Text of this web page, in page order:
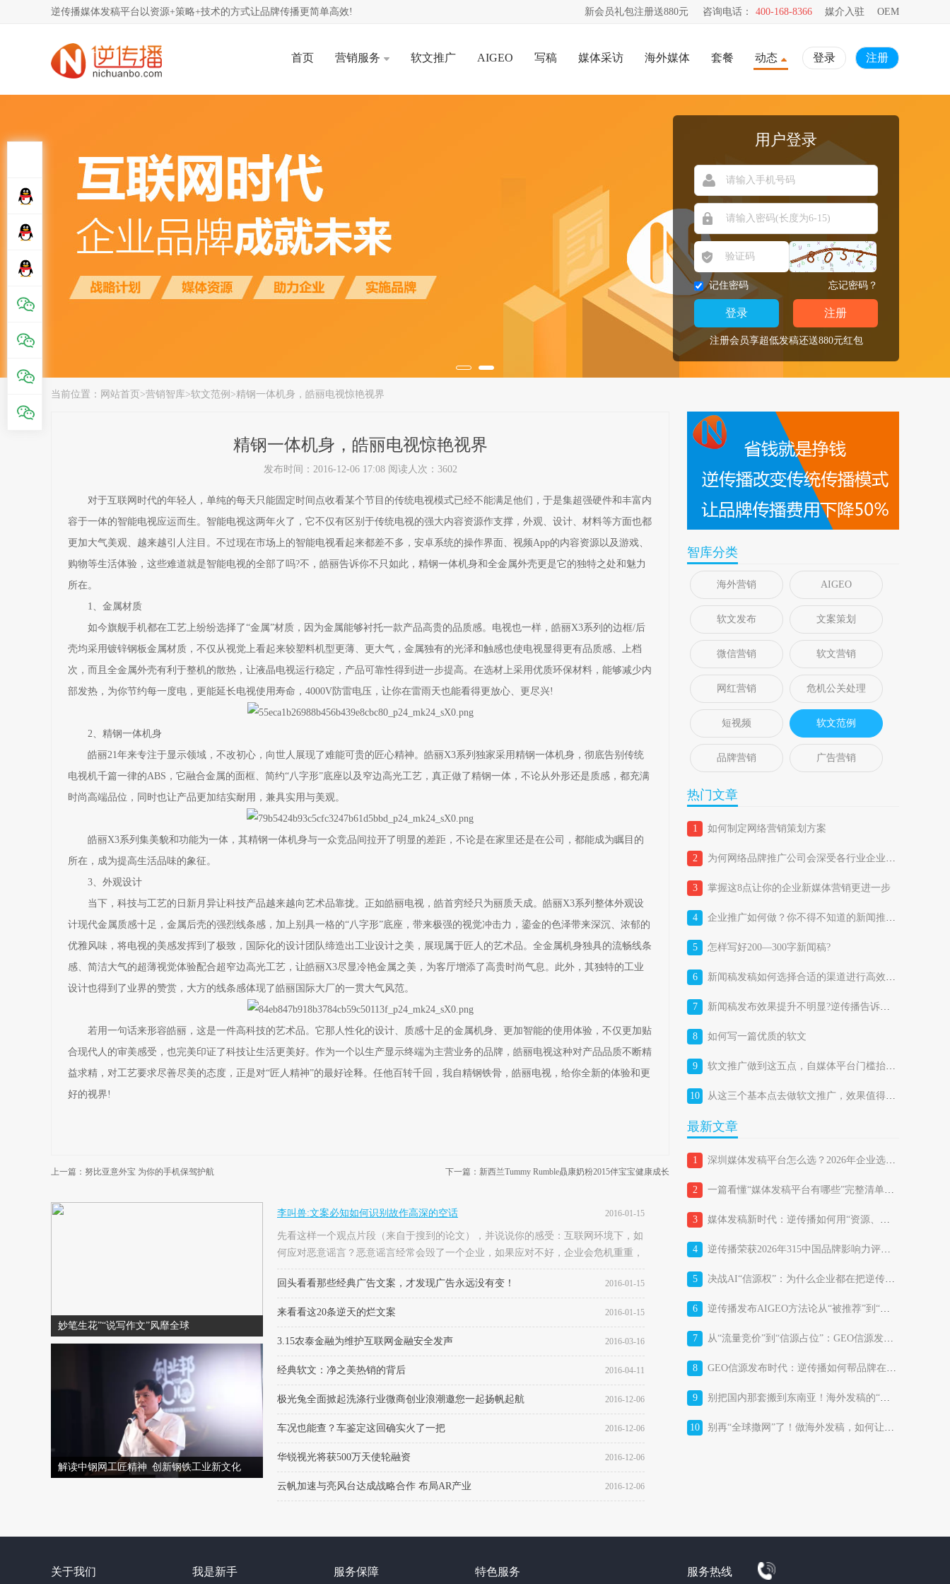
逆传播媒体发稿平台以资源+策略+技术的方式让品牌传播更简单高效! 新会员礼包注册送880元 咨询电话： 400-168-8366 媒介入驻 OEM
首页 营销服务 软文推广 AIGEO 写稿 媒体采访 海外媒体 套餐 动态 登录 注册
用户登录
忘记密码？
记住密码
注册会员享超低发稿还送880元红包
当前位置： 网站首页 >营销智库>软文范例 >精钢一体机身，皓丽电视惊艳视界
智库分类
海外营销 AIGEO
软文发布 文案策划
微信营销 软文营销
网红营销 危机公关处理
短视频 软文范例
品牌营销 广告营销
热门文章
1 如何制定网络营销策划方案
2 为何网络品牌推广公司会深受各行业企业喜爱？
3 掌握这8点让你的企业新媒体营销更进一步
4 企业推广如何做？你不得不知道的新闻推广五大优势！
5 怎样写好200—300字新闻稿?
6 新闻稿发稿如何选择合适的渠道进行高效投放？
7 新闻稿发布效果提升不明显?逆传播告诉你答案
8 如何写一篇优质的软文
9 软文推广做到这五点，自媒体平台门槛抬高成机遇
10 从这三个基本点去做软文推广，效果值得期待。
最新文章
1 深圳媒体发稿平台怎么选？2026年企业选择媒体发稿平台的避坑指南
2 一篇看懂“媒体发稿平台有哪些”完整清单，企业如何精准匹配？
3 媒体发稿新时代：逆传播如何用“资源、策略、技术三位一体”重新定义品牌传播？
4 逆传播荣获2026年315中国品牌影响力评价“品牌传播行业消费者满意品牌”
5 决战AI“信源权”：为什么企业都在把逆传播GEO信源发布平台当作“战略基础设施”？
6 逆传播发布AIGEO方法论从“被推荐”到“被选择”的AI时代品牌增长体系
7 从“流量竞价”到“信源占位”：GEO信源发布平台正在改写消费品牌的获客成本结构
8 GEO信源发布时代：逆传播如何帮品牌在AI答案里“占位”？
9 别把国内那套搬到东南亚！海外发稿的“本土化暗战”，比你想的更残酷
10 别再“全球撒网”了！做海外发稿，如何让东南亚市场真正“听见”你的品牌？
精钢一体机身，皓丽电视惊艳视界
发布时间：2016-12-06 17:08 阅读人次：3602
对于互联网时代的年轻人，单纯的每天只能固定时间点收看某个节目的传统电视模式已经不能满足他们，于是集超强硬件和丰富内
容于一体的智能电视应运而生。智能电视这两年火了，它不仅有区别于传统电视的强大内容资源作支撑，外观、设计、材料等方面也都
更加大气美观、越来越引人注目。不过现在市场上的智能电视看起来都差不多，安卓系统的操作界面、视频App的内容资源以及游戏、
购物等生活体验，这些难道就是智能电视的全部了吗?不，皓丽告诉你不只如此，精钢一体机身和全金属外壳更是它的独特之处和魅力
所在。
1、金属材质
如今旗舰手机都在工艺上纷纷选择了“金属”材质，因为金属能够衬托一款产品高贵的品质感。电视也一样，皓丽X3系列的边框/后
壳均采用镀锌钢板金属材质，不仅从视觉上看起来较塑料机型更薄、更大气，金属独有的光泽和触感也使电视显得更有品质感、上档
次，而且全金属外壳有利于整机的散热，让液晶电视运行稳定，产品可靠性得到进一步提高。在选材上采用优质环保材料，能够减少内
部发热，为你节约每一度电，更能延长电视使用寿命，4000V防雷电压，让你在雷雨天也能看得更放心、更尽兴!
2、精钢一体机身
皓丽21年来专注于显示领域，不改初心，向世人展现了难能可贵的匠心精神。皓丽X3系列独家采用精钢一体机身，彻底告别传统
电视机千篇一律的ABS，它融合金属的面框、简约“八字形”底座以及窄边高光工艺，真正做了精钢一体，不论从外形还是质感，都充满
时尚高端品位，同时也让产品更加结实耐用，兼具实用与美观。
皓丽X3系列集美貌和功能为一体，其精钢一体机身与一众竞品间拉开了明显的差距，不论是在家里还是在公司，都能成为瞩目的
所在，成为提高生活品味的象征。
3、外观设计
当下，科技与工艺的日新月异让科技产品越来越向艺术品靠拢。正如皓丽电视，皓首穷经只为丽质天成。皓丽X3系列整体外观设
计现代金属质感十足，金属后壳的强烈线条感，加上别具一格的“八字形”底座，带来极强的视觉冲击力，鎏金的色泽带来深沉、浓郁的
优雅风味，将电视的美感发挥到了极致，国际化的设计团队缔造出工业设计之美，展现属于匠人的艺术品。全金属机身独具的流畅线条
感、简洁大气的超薄视觉体验配合超窄边高光工艺，让皓丽X3尽显冷艳金属之美，为客厅增添了高贵时尚气息。此外，其独特的工业
设计也得到了业界的赞赏，大方的线条感体现了皓丽国际大厂的一贯大气风范。
若用一句话来形容皓丽，这是一件高科技的艺术品。它那人性化的设计、质感十足的金属机身、更加智能的使用体验，不仅更加贴
合现代人的审美感受，也完美印证了科技让生活更美好。作为一个以生产显示终端为主营业务的品牌，皓丽电视这种对产品品质不断精
益求精，对工艺要求尽善尽美的态度，正是对“匠人精神”的最好诠释。任他百转千回，我自精钢铁骨，皓丽电视，给你全新的体验和更
好的视界!
上一篇：努比亚意外宝 为你的手机保驾护航 下一篇：新西兰Tummy Rumble贔康奶粉2015伴宝宝健康成长
妙笔生花”“说写作文”风靡全球
解读中钢网工匠精神 创新钢铁工业新文化
李叫兽:文案必知如何识别故作高深的空话 2016-01-15
先看这样一个观点片段（来自于搜到的论文），并说说你的感受：互联网环境下，如
何应对恶意谣言？恶意谣言经常会毁了一个企业，如果应对不好，企业会危机重重，
那么如何应对呢？ 1
回头看看那些经典广告文案，才发现广告永远没有变！
2016-01-15
来看看这20条逆天的烂文案 2016-01-15
3.15农泰金融为维护互联网金融安全发声 2016-03-16
经典软文：净之美热销的背后 2016-04-11
极光兔全面掀起洗涤行业微商创业浪潮邀您一起扬帆起航 2016-12-06
车况也能查？车鉴定这回确实火了一把 2016-12-06
华锐视光将获500万天使轮融资 2016-12-06
云帆加速与亮风台达成战略合作 布局AR产业 2016-12-06
关于我们 我是新手 服务保障 特色服务 服务热线